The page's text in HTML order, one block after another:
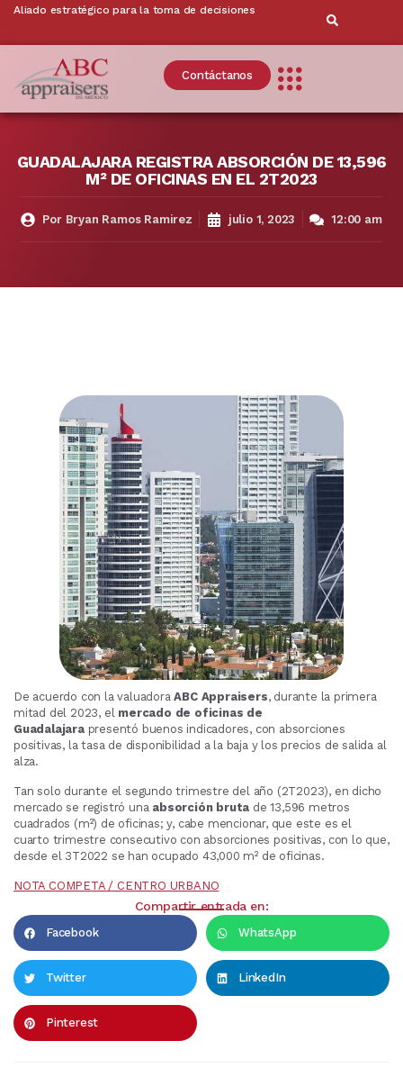
Aliado estratégico para la toma de decisiones
Contáctanos
GUADALAJARA REGISTRA ABSORCIÓN DE 13,596
M² DE OFICINAS EN EL 2T2023
PorBryan Ramos Ramirez julio 1, 2023 12:00 am
De acuerdo con la valuadoraABC Appraisers, durante la primera
mitad del 2023, el mercado de oficinas de
Guadalajarapresentó buenos indicadores, con absorciones
positivas, la tasa de disponibilidad a la baja y los precios de salida al
alza.
Tan solo durante el segundo trimestre del año (2T2023), en dicho
mercado se registró una absorción bruta de 13,596 metros
cuadrados (m²) de oficinas; y, cabe mencionar, que este es el
cuarto trimestre consecutivo con absorciones positivas, con lo que,
desde el 3T2022 se han ocupado 43,000 m² de oficinas.
NOTA COMPETA / CENTRO URBANO
Compartir entrada en:
Facebook WhatsApp
Twitter LinkedIn
Pinterest